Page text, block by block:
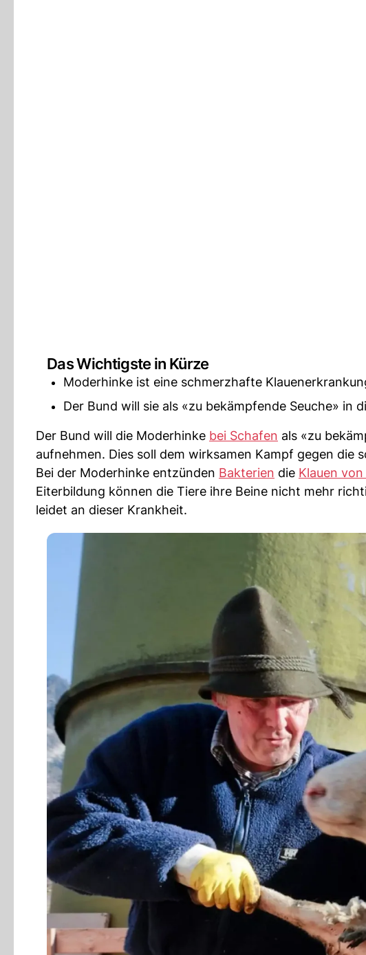
Das Wichtigste in Kürze
Moderhinke ist eine schmerzhafte
Der Bund will sie als «zu bekämpfende Seuche» in
Der Bund will die Moderhinke bei Schafen als «zu
aufnehmen. Dies soll dem wirksamen Kampf gegen die
Bei der Moderhinke entzünden Bakterien die Klauen
Eiterbildung können die Tiere ihre Beine nicht mehr
leidet an dieser Krankheit.